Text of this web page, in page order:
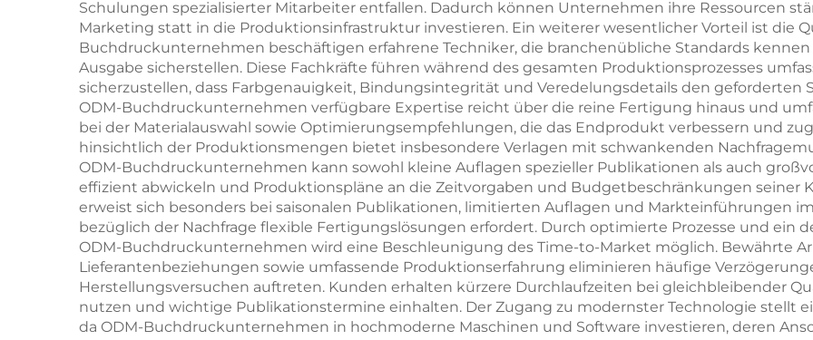
Schulungen spezialisierter Mitarbeiter entfallen. Dadurch können Unternehmen ihre Ressourcen
Marketing statt in die Produktionsinfrastruktur investieren. Ein weiterer wesentlicher Vorteil ist die
Buchdruckunternehmen beschäftigen erfahrene Techniker, die branchenübliche Standards
Ausgabe sicherstellen. Diese Fachkräfte führen während des gesamten Produktionsprozesses
sicherzustellen, dass Farbgenauigkeit, Bindungsintegrität und Veredelungsdetails den geforderten
ODM-Buchdruckunternehmen verfügbare Expertise reicht über die reine Fertigung hinaus und
bei der Materialauswahl sowie Optimierungsempfehlungen, die das Endprodukt verbessern und
hinsichtlich der Produktionsmengen bietet insbesondere Verlagen mit schwankenden
ODM-Buchdruckunternehmen kann sowohl kleine Auflagen spezieller Publikationen als auch
effizient abwickeln und Produktionspläne an die Zeitvorgaben und Budgetbeschränkungen seiner
erweist sich besonders bei saisonalen Publikationen, limitierten Auflagen und Markteinführungen
bezüglich der Nachfrage flexible Fertigungslösungen erfordert. Durch optimierte Prozesse und ein
ODM-Buchdruckunternehmen wird eine Beschleunigung des Time-to-Market möglich. Bewährte
Lieferantenbeziehungen sowie umfassende Produktionserfahrung eliminieren häufige
Herstellungsversuchen auftreten. Kunden erhalten kürzere Durchlaufzeiten bei gleichbleibender
nutzen und wichtige Publikationstermine einhalten. Der Zugang zu modernster Technologie stellt
da ODM-Buchdruckunternehmen in hochmoderne Maschinen und Software investieren, deren